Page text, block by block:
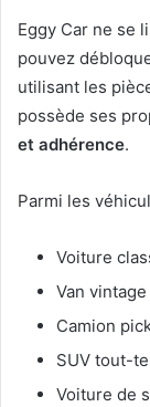
Eggy Car ne se
pouvez
utilisant les
possède ses
et adhérence.
Parmi les
Voiture
Van vintage
Camion
SUV tout-
Voiture de